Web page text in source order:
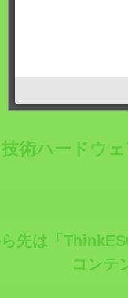
技術ハードウ
先は「
コンテ